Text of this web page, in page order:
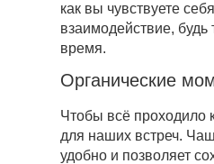
как вы чувствуете
взаимодействие,
время.
Органические
Чтобы всё проходило
для наших встреч.
удобно и позволяет